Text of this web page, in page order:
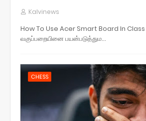
Kalvinews
How To Use Acer Smart Board In Class
வகுப்பறையினை பயன்படுத்தும…
CHESS